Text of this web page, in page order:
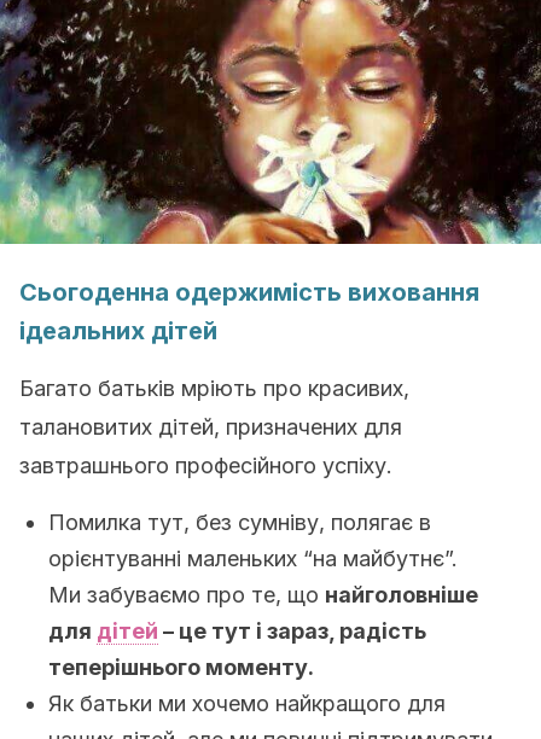
Сьогоденна одержимість виховання
ідеальних дітей
Багато батьків мріють про красивих,
талановитих дітей, призначених для
завтрашнього професійного успіху.
Помилка тут, без сумніву, полягає в
орієнтуванні маленьких “на майбутнє”.
Ми забуваємо про те, що найголовніше
для дітей – це тут і зараз, радість
теперішнього моменту.
Як батьки ми хочемо найкращого для